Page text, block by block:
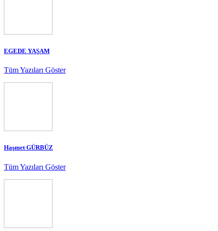
EGEDE YAŞAM
Tüm Yazıları Göster
Haşmet GÜRBÜZ
Tüm Yazıları Göster